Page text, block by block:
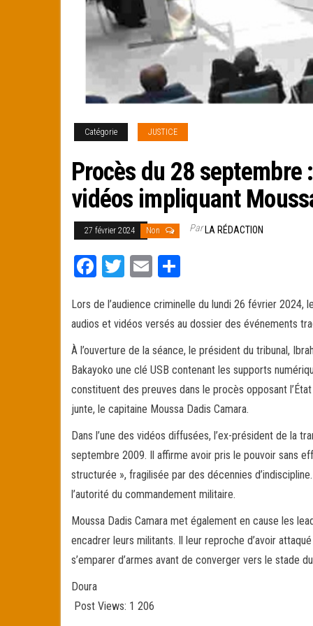
Catégorie JUSTICE
Procès du 28
vidéos impliquant
27 février 2024 Non ParLA RÉDACTION
Fa
bo
ok
T
tt
er
E
ail ag
er
Lors de l’audience criminelle du lundi 26 février 2024,
audios et vidéos versés au dossier des événements
À l’ouverture de la séance, le président du tribunal,
Bakayoko une clé USB contenant les supports
constituent des preuves dans le procès opposant
junte, le capitaine Moussa Dadis Camara.
Dans l’une des vidéos diffusées, l’ex-président de la
septembre 2009. Il affirme avoir pris le pouvoir sans
structurée », fragilisée par des décennies
l’autorité du commandement militaire.
Moussa Dadis Camara met également en cause les
encadrer leurs militants. Il leur reproche d’avoir
s’emparer d’armes avant de converger vers le stade
Doura
Post Views: 1 206